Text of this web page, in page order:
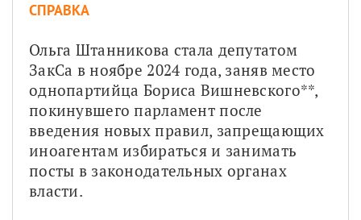
СПРАВКА
Ольга Штанникова стала депутатом
ЗакСа в ноябре 2024 года, заняв место
однопартийца Бориса Вишневского**,
покинувшего парламент после
введения новых правил, запрещающих
иноагентам избираться и занимать
посты в законодательных органах
власти.